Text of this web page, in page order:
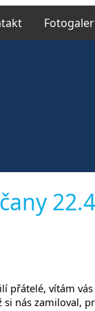
přátelé, vítám
nás zamiloval,